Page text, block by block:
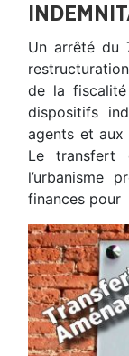
Un arrêté du
de la
dispositifs
agents et aux
Le transfert
l’urbanisme
finances pour